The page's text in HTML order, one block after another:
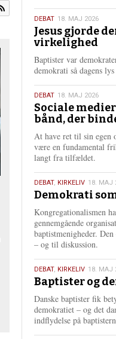
18.
maj
2026
DEBAT 18. MAJ 2026
Jesus gjorde
virkelighed
Baptister var
demokrati så dagens
18.
maj
2026
DEBAT 18. MAJ 2026
Sociale
bånd, der
At have ret til sin egen
være en fundamental
langt fra tilfældet.
18.
maj
2026
DEBAT, KIRKELIV 18. MAJ
Demokrati
Kongregationalismen
gennemgående
baptistmenigheder.
– og til diskussion.
18.
maj
2026
DEBAT, KIRKELIV 18. MAJ
Baptister og
Danske baptister fik
demokratiet – og det
indflydelse på